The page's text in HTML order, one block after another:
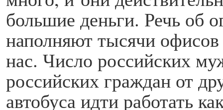
большие деньги. Речь об
наполняют тысячи
нас. Число российских
российских граж­дан от
автобуса идти работать